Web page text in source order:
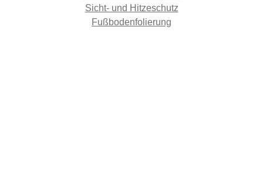
Sicht- und Hitzeschutz
Fußbodenfolierung